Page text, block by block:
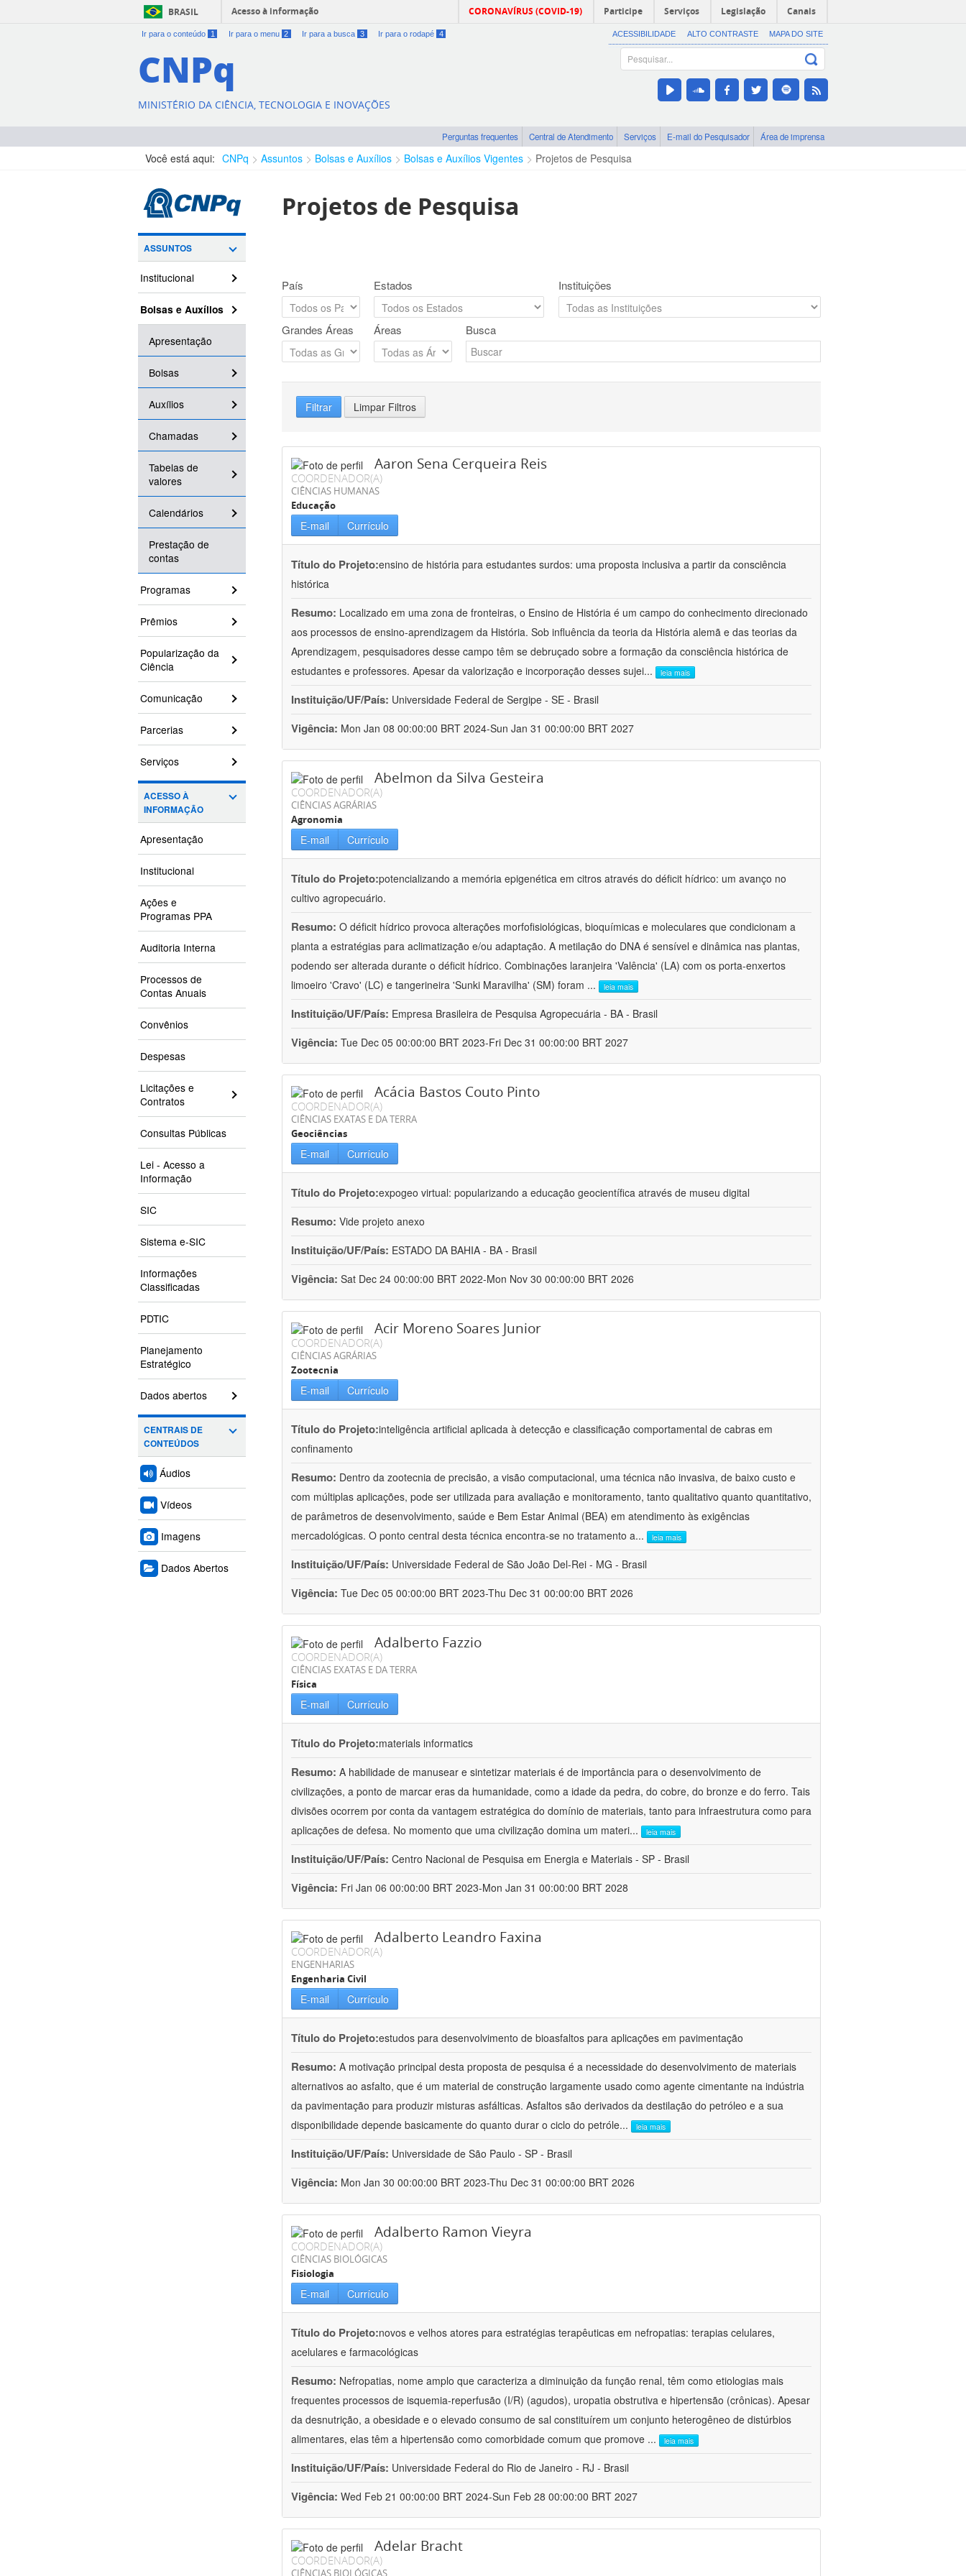
BRASIL Acesso à informação CORONAVÍRUS (COVID-19) Participe Serviços Legislação Canais
Ir para o conteúdo 1 Ir para o menu 2 Ir para a busca 3 Ir para o rodapé 4 ACESSIBILIDADE ALTO CONTRASTE MAPA DO SITE
CNPq
MINISTÉRIO DA CIÊNCIA, TECNOLOGIA E INOVAÇÕES
Perguntas frequentes Central de Atendimento Serviços E-mail do Pesquisador Área de imprensa
Você está aqui: CNPq Assuntos Bolsas e Auxílios Bolsas e Auxílios Vigentes Projetos de Pesquisa
ASSUNTOS
Institucional
Bolsas e Auxílios
Apresentação
Bolsas
Auxílios
Chamadas
Tabelas de
valores
Calendários
Prestação de
contas
Programas
Prêmios
Popularização da
Ciência
Comunicação
Parcerias
Serviços
ACESSO À
INFORMAÇÃO
Apresentação
Institucional
Ações e
Programas PPA
Auditoria Interna
Processos de
Contas Anuais
Convênios
Despesas
Licitações e
Contratos
Consultas Públicas
Lei - Acesso a
Informação
SIC
Sistema e-SIC
Informações
Classificadas
PDTIC
Planejamento
Estratégico
Dados abertos
CENTRAIS DE
CONTEÚDOS
Áudios
Vídeos
Imagens
Dados Abertos
Projetos de Pesquisa
País Estados Instituições
Grandes Áreas Áreas Busca
Filtrar Limpar Filtros
Aaron Sena Cerqueira Reis
COORDENADOR(A)
CIÊNCIAS HUMANAS
Educação
E-mail Currículo
Título do Projeto:ensino de história para estudantes surdos: uma proposta inclusiva a partir da consciência
histórica
Resumo: Localizado em uma zona de fronteiras, o Ensino de História é um campo do conhecimento direcionado
aos processos de ensino-aprendizagem da História. Sob influência da teoria da História alemã e das teorias da
Aprendizagem, pesquisadores desse campo têm se debruçado sobre a formação da consciência histórica de
estudantes e professores. Apesar da valorização e incorporação desses sujei... leia mais
Instituição/UF/País: Universidade Federal de Sergipe - SE - Brasil
Vigência: Mon Jan 08 00:00:00 BRT 2024-Sun Jan 31 00:00:00 BRT 2027
Abelmon da Silva Gesteira
COORDENADOR(A)
CIÊNCIAS AGRÁRIAS
Agronomia
E-mail Currículo
Título do Projeto:potencializando a memória epigenética em citros através do déficit hídrico: um avanço no
cultivo agropecuário.
Resumo: O déficit hídrico provoca alterações morfofisiológicas, bioquímicas e moleculares que condicionam a
planta a estratégias para aclimatização e/ou adaptação. A metilação do DNA é sensível e dinâmica nas plantas,
podendo ser alterada durante o déficit hídrico. Combinações laranjeira 'Valência' (LA) com os porta-enxertos
limoeiro 'Cravo' (LC) e tangerineira 'Sunki Maravilha' (SM) foram ... leia mais
Instituição/UF/País: Empresa Brasileira de Pesquisa Agropecuária - BA - Brasil
Vigência: Tue Dec 05 00:00:00 BRT 2023-Fri Dec 31 00:00:00 BRT 2027
Acácia Bastos Couto Pinto
COORDENADOR(A)
CIÊNCIAS EXATAS E DA TERRA
Geociências
E-mail Currículo
Título do Projeto:expogeo virtual: popularizando a educação geocientífica através de museu digital
Resumo: Vide projeto anexo
Instituição/UF/País: ESTADO DA BAHIA - BA - Brasil
Vigência: Sat Dec 24 00:00:00 BRT 2022-Mon Nov 30 00:00:00 BRT 2026
Acir Moreno Soares Junior
COORDENADOR(A)
CIÊNCIAS AGRÁRIAS
Zootecnia
E-mail Currículo
Título do Projeto:inteligência artificial aplicada à detecção e classificação comportamental de cabras em
confinamento
Resumo: Dentro da zootecnia de precisão, a visão computacional, uma técnica não invasiva, de baixo custo e
com múltiplas aplicações, pode ser utilizada para avaliação e monitoramento, tanto qualitativo quanto quantitativo,
de parâmetros de desenvolvimento, saúde e Bem Estar Animal (BEA) em atendimento às exigências
mercadológicas. O ponto central desta técnica encontra-se no tratamento a... leia mais
Instituição/UF/País: Universidade Federal de São João Del-Rei - MG - Brasil
Vigência: Tue Dec 05 00:00:00 BRT 2023-Thu Dec 31 00:00:00 BRT 2026
Adalberto Fazzio
COORDENADOR(A)
CIÊNCIAS EXATAS E DA TERRA
Física
E-mail Currículo
Título do Projeto:materials informatics
Resumo: A habilidade de manusear e sintetizar materiais é de importância para o desenvolvimento de
civilizações, a ponto de marcar eras da humanidade, como a idade da pedra, do cobre, do bronze e do ferro. Tais
divisões ocorrem por conta da vantagem estratégica do domínio de materiais, tanto para infraestrutura como para
aplicações de defesa. No momento que uma civilização domina um materi... leia mais
Instituição/UF/País: Centro Nacional de Pesquisa em Energia e Materiais - SP - Brasil
Vigência: Fri Jan 06 00:00:00 BRT 2023-Mon Jan 31 00:00:00 BRT 2028
Adalberto Leandro Faxina
COORDENADOR(A)
ENGENHARIAS
Engenharia Civil
E-mail Currículo
Título do Projeto:estudos para desenvolvimento de bioasfaltos para aplicações em pavimentação
Resumo: A motivação principal desta proposta de pesquisa é a necessidade do desenvolvimento de materiais
alternativos ao asfalto, que é um material de construção largamente usado como agente cimentante na indústria
da pavimentação para produzir misturas asfálticas. Asfaltos são derivados da destilação do petróleo e a sua
disponibilidade depende basicamente do quanto durar o ciclo do petróle... leia mais
Instituição/UF/País: Universidade de São Paulo - SP - Brasil
Vigência: Mon Jan 30 00:00:00 BRT 2023-Thu Dec 31 00:00:00 BRT 2026
Adalberto Ramon Vieyra
COORDENADOR(A)
CIÊNCIAS BIOLÓGICAS
Fisiologia
E-mail Currículo
Título do Projeto:novos e velhos atores para estratégias terapêuticas em nefropatias: terapias celulares,
acelulares e farmacológicas
Resumo: Nefropatias, nome amplo que caracteriza a diminuição da função renal, têm como etiologias mais
frequentes processos de isquemia-reperfusão (I/R) (agudos), uropatia obstrutiva e hipertensão (crônicas). Apesar
da desnutrição, a obesidade e o elevado consumo de sal constituírem um conjunto heterogêneo de distúrbios
alimentares, elas têm a hipertensão como comorbidade comum que promove ... leia mais
Instituição/UF/País: Universidade Federal do Rio de Janeiro - RJ - Brasil
Vigência: Wed Feb 21 00:00:00 BRT 2024-Sun Feb 28 00:00:00 BRT 2027
Adelar Bracht
COORDENADOR(A)
CIÊNCIAS BIOLÓGICAS